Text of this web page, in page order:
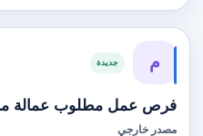
م جديدة
فرص عمل مطلوب عمالة
مصدر خارجي